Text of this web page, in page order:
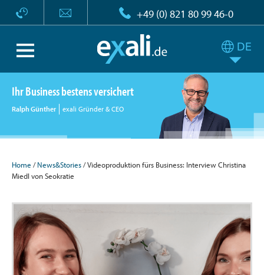
+49 (0) 821 80 99 46-0
Ihr Business bestens versichert
Ralph Günther exali Gründer & CEO
Home /News&Stories/ Videoproduktion fürs Business: Interview Christina
Miedl von Seokratie